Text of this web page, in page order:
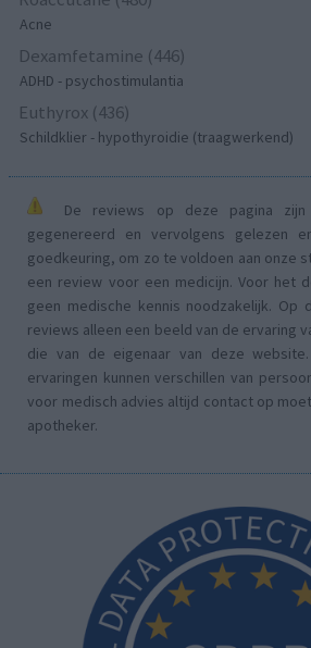
Acne
Dexamfetamine (446)
ADHD - psychostimulantia
Euthyrox (436)
Schildklier - hypothyroidie (traagwerkend)
De reviews op deze pagina
gegenereerd en vervolgens gelezen
goedkeuring, om zo te voldoen aan onze
een review voor een medicijn. Voor het
geen medische kennis noodzakelijk. Op
reviews alleen een beeld van de ervaring
die van de eigenaar van deze
ervaringen kunnen verschillen van
voor medisch advies altijd contact op
apotheker.